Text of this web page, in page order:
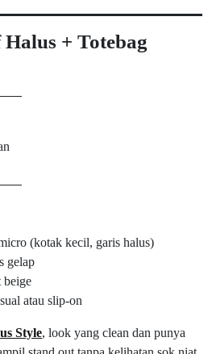
+ Totebag
(kotak kecil, garis halus)
gelap
beige
atau slip-on
Style, look yang clean dan punya